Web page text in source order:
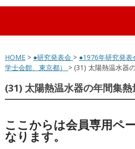
コンテンツへスキップ
HOME > ●研究発表会 > ●1976年研究発表
学士会館、東京都） > (31) 太陽熱温水器
(31) 太陽熱温水器の年間集
ここからは会員専用ペ
なります。